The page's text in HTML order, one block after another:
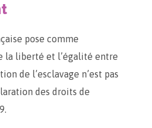
pose comme
la liberté et l’égalité entre
de l’esclavage n’est pas
des droits de